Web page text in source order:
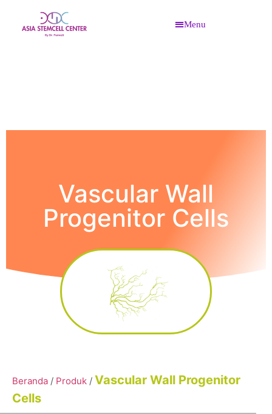
Vascular Wall
Progenitor Cells
Beranda / Produk / Vascular Wall Progenitor
Cells